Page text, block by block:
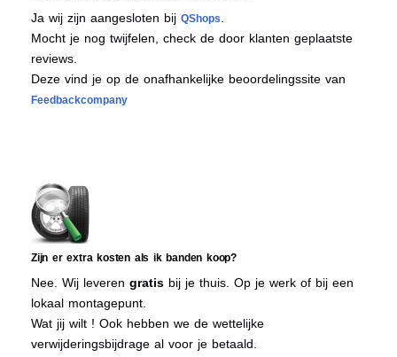
Ja wij zijn aangesloten bij QShops
Mocht je nog twijfelen, check de door klanten geplaatste
reviews.
Deze vind je op de onafhankelijke beoordelingssite van
Feedbackcompany
Zijn er extra kosten als ik banden koop?
Nee. Wij leveren gratis bij je thuis. Op je werk of bij een
lokaal montagepunt.
Wat jij wilt ! Ook hebben we de wettelijke
verwijderingsbijdrage al voor je betaald.